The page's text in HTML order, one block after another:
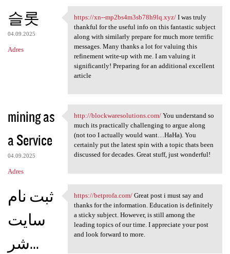
슬롯
04.09.2025
Adres
https://xn--mp2bs4m3sb78h9lq
https://xn--mp2bs4m3sb78h9lq.xyz/I was truly
thankful for the useful info on this fantastic subject
along with similarly prepare for much more terrific
messages. Many thanks a lot for valuing this
refinement write-up with me. I am valuing it
significantly! Preparing for an additional excellent
article
mining as
a Service
04.09.2025
Adres
http://blockwaresolutions.com
http://blockwaresolutions.com/You understand so
much its practically challenging to argue along
(not too I actually would want…HaHa). You
certainly put the latest spin with a topic thats been
discussed for decades. Great stuff, just wonderful!
ثبت نام
سایت
شر...
https://betprofa.com/ Great
https://betprofa.com/Great post i must say and
thanks for the information. Education is definitely
a sticky subject. However, is still among the
leading topics of our time. I appreciate your post
and look forward to more.